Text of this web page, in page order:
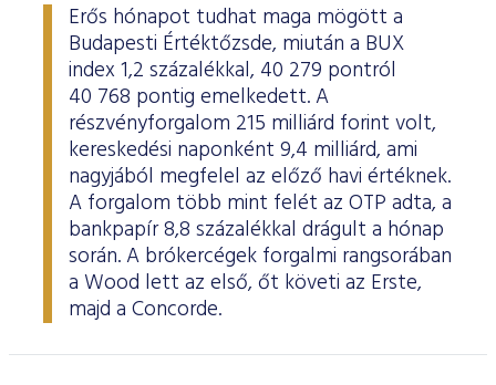
Erős hónapot tudhat maga mögött a
Budapesti Értéktőzsde, miután a BUX
index 1,2 százalékkal, 40 279 pontról
40 768 pontig emelkedett. A
részvényforgalom 215 milliárd forint volt,
kereskedési naponként 9,4 milliárd, ami
nagyjából megfelel az előző havi értéknek.
A forgalom több mint felét az OTP adta, a
bankpapír 8,8 százalékkal drágult a hónap
során. A brókercégek forgalmi rangsorában
a Wood lett az első, őt követi az Erste,
majd a Concorde.